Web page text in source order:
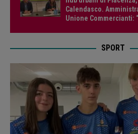
Calendasco.
Unione Commercianti:
SPORT